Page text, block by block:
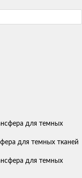
для темных тканей